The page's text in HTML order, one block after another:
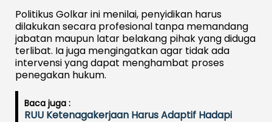
Politikus Golkar ini menilai, penyidikan harus
dilakukan secara profesional tanpa memandang
jabatan maupun latar belakang pihak yang diduga
terlibat. Ia juga mengingatkan agar tidak ada
intervensi yang dapat menghambat proses
penegakan hukum.
Baca juga :
RUU Ketenagakerjaan Harus Adaptif Hadapi